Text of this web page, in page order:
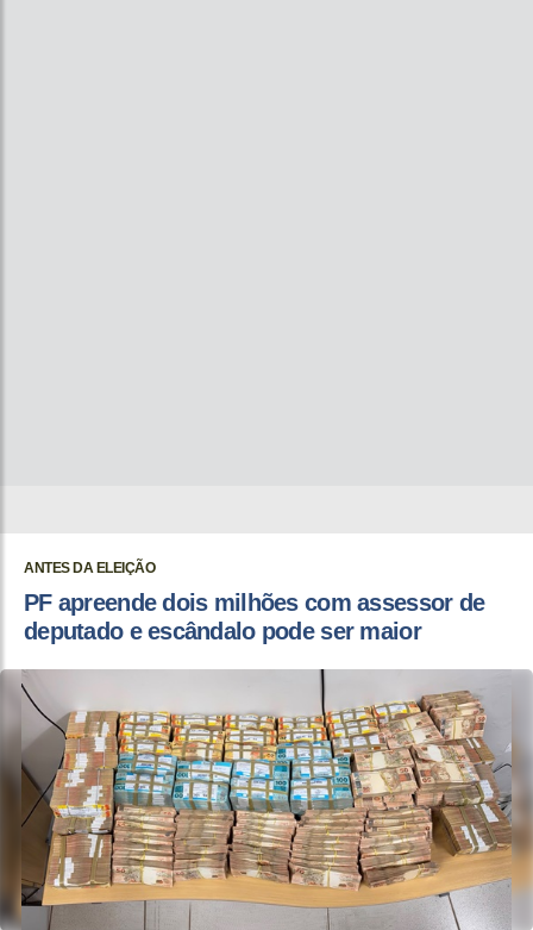
ANTES DA ELEIÇÃO
PF apreende dois milhões com assessor de
deputado e escândalo pode ser maior